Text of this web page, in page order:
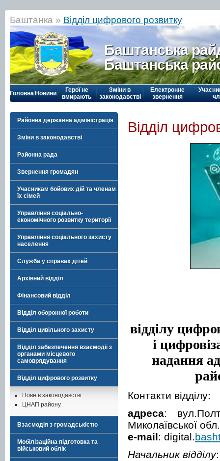
Баштанка » Відділ цифрового розвитку
Баштанська
Баштанська
Головна Новини
Герої не
вмирають
Зміни в
законодавстві
Електронне
звернення
Районна державна адміністрація
Зміни в законодавстві
Районна рада
Звернення громадян
Учасникам бойових дій та членам
їх сімей
Управління соціально-
економічного розвитку території
Управління соціального захисту
населення
Служба у справах дітей
Архівний відділ
Фінансовий відділ
Відділ оборонної роботи
Відділ цивільного захисту
Відділ забезпечення взаємодії з
органами місцевого
самоврядування
Відділ цифрового розвитку
Нове в законодавстві
ЦНАП району
Взаємодія з громадськістю
Мобілізаційна підготовка та
військовий облік
Відділ
відділу
і
надання
Контакти відділу:
адреса:
Миколаївської
e-mail: digital.
Начальник відділу